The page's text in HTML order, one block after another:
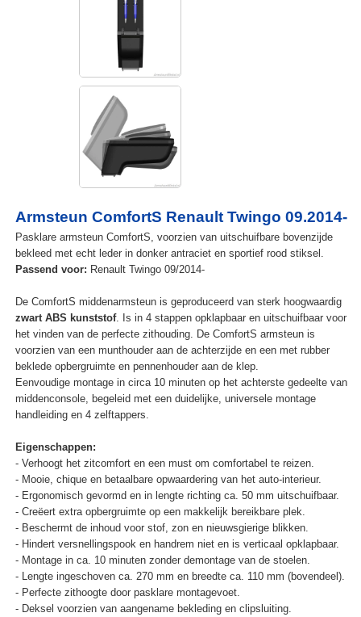
Armsteun ComfortS Renault Twingo 09.2014-
Pasklare armsteun ComfortS, voorzien van uitschuifbare bovenzijde
bekleed met echt leder in donker antraciet en sportief rood stiksel.
Passend voor: Renault Twingo 09/2014-
De ComfortS middenarmsteun is geproduceerd van sterk hoogwaardig
zwart ABS kunststof. Is in 4 stappen opklapbaar en uitschuifbaar voor
het vinden van de perfecte zithouding. De ComfortS armsteun is
voorzien van een munthouder aan de achterzijde en een met rubber
beklede opbergruimte en pennenhouder aan de klep.
Eenvoudige montage in circa 10 minuten op het achterste gedeelte van
middenconsole, begeleid met een duidelijke, universele montage
handleiding en 4 zelftappers.
Eigenschappen:
- Verhoogt het zitcomfort en een must om comfortabel te reizen.
- Mooie, chique en betaalbare opwaardering van het auto-interieur.
- Ergonomisch gevormd en in lengte richting ca. 50 mm uitschuifbaar.
- Creëert extra opbergruimte op een makkelijk bereikbare plek.
- Beschermt de inhoud voor stof, zon en nieuwsgierige blikken.
- Hindert versnellingspook en handrem niet en is verticaal opklapbaar.
- Montage in ca. 10 minuten zonder demontage van de stoelen.
- Lengte ingeschoven ca. 270 mm en breedte ca. 110 mm (bovendeel).
- Perfecte zithoogte door pasklare montagevoet.
- Deksel voorzien van aangename bekleding en clipsluiting.